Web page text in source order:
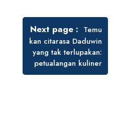
Next page
Temu
kan citarasa Daduwin
yang tak terlupakan:
petualangan kuliner